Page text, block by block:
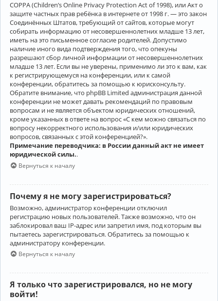
COPPA (Children’s Online Privacy Protection Act of 1998), или Акт о
защите частных прав ребёнка в интернете от 1998 г. — это закон
Соединённых Штатов, требующий от сайтов, которые могут
собирать информацию от несовершеннолетних младше 13 лет,
иметь на это письменное согласие родителей. Допустимо
наличие иного вида подтверждения того, что опекуны
разрешают сбор личной информации от несовершеннолетних
младше 13 лет. Если вы не уверены, применимо ли это к вам, как
к регистрирующемуся на конференции, или к самой
конференции, обратитесь за помощью к юрисконсульту.
Обратите внимание, что phpBB Limited администрация данной
конференции не может давать рекомендаций по правовым
вопросам и не является объектом юридических отношений,
кроме указанных в ответе на вопрос «С кем можно связаться по
вопросу некорректного использования и/или юридических
вопросов, связанных с этой конференцией?».
Примечание переводчика: в России данный акт не имеет
юридической силы..
Вернуться к началу
Почему я не могу зарегистрироваться?
Возможно, администратор конференции отключил
регистрацию новых пользователей. Также возможно, что он
заблокировал ваш IP-адрес или запретил имя, под которым вы
пытаетесь зарегистрироваться. Обратитесь за помощью к
администратору конференции.
Вернуться к началу
Я только что зарегистрировался, но не могу
войти!